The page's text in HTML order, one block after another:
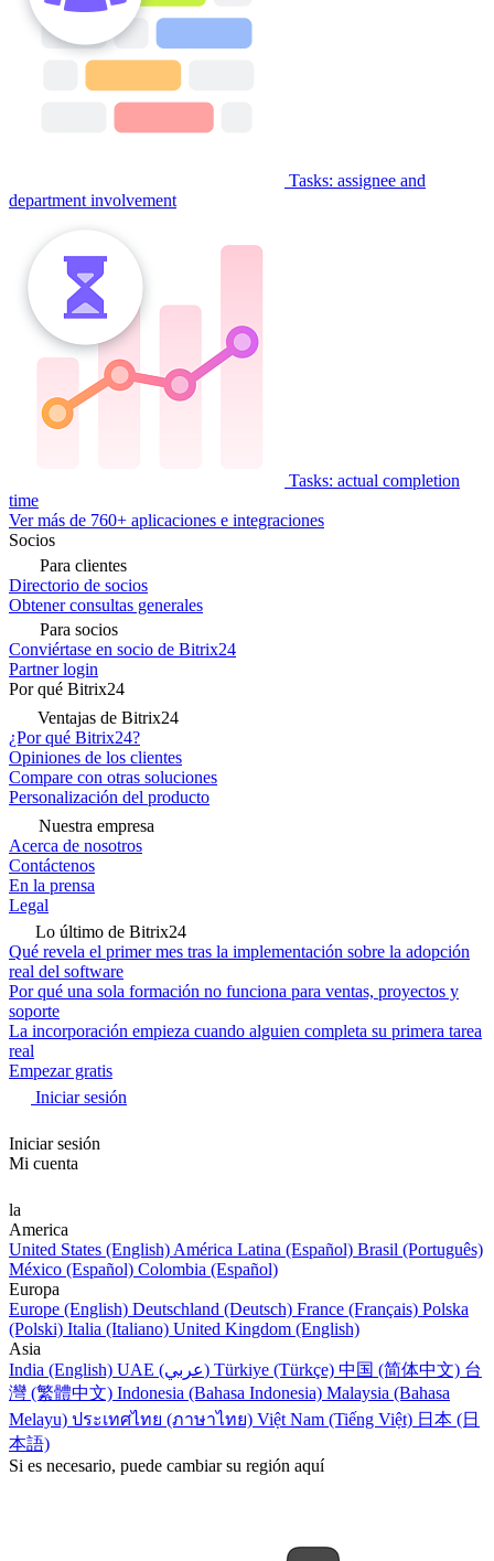
Tasks: assignee and
department involvement
Tasks: actual completion
time
Ver más de 760+ aplicaciones e integraciones
Socios
Para clientes
Directorio de socios
Obtener consultas generales
Para socios
Conviértase en socio de Bitrix24
Partner login
Por qué Bitrix24
Ventajas de Bitrix24
¿Por qué Bitrix24?
Opiniones de los clientes
Compare con otras soluciones
Personalización del producto
Nuestra empresa
Acerca de nosotros
Contáctenos
En la prensa
Legal
Lo último de Bitrix24
Qué revela el primer mes tras la implementación sobre la adopción
real del software
Por qué una sola formación no funciona para ventas, proyectos y
soporte
La incorporación empieza cuando alguien completa su primera tarea
real
Empezar gratis
Iniciar sesión
Iniciar sesión
Mi cuenta
la
America
United States (English) América Latina (Español) Brasil (Português)
México (Español) Colombia (Español)
Europa
Europe (English) Deutschland (Deutsch) France (Français) Polska
(Polski) Italia (Italiano) United Kingdom (English)
Asia
India (English)
UAE (عربي) Türkiye (Türkçe) 中国 (简体中文) 台
灣 (繁體中文) Indonesia (Bahasa Indonesia) Malaysia (Bahasa
Melayu) ประเทศไทย (ภาษาไทย) Việt Nam (Tiếng Việt) 日本 (日
本語)
Si es necesario, puede cambiar su región aquí